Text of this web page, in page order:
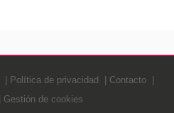
Política de privacidad
Contacto
Gestión de cookies